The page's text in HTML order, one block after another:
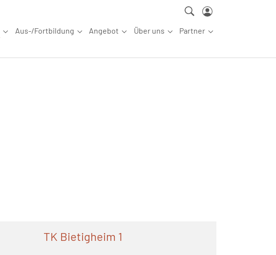
Submenu for "Wettkampfsport"
Aus-/Fortbildung
Submenu for "Aus-/Fortbildung"
Angebot
Submenu for "Angebot"
Über uns
Submenu for "Über uns"
Partner
Submenu for
TK Bietigheim 1